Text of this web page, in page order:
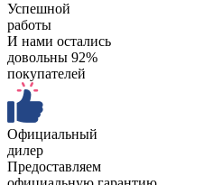
Успешной
работы
И нами остались
довольны 92%
покупателей
Официальный
дилер
Предоставляем